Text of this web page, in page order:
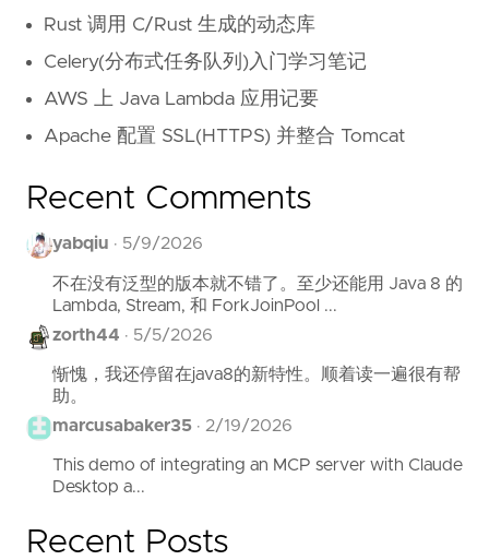
Rust 调用 C/Rust 生成的动态库
Celery(分布式任务队列)入门学习笔记
AWS 上 Java Lambda 应用记要
Apache 配置 SSL(HTTPS) 并整合 Tomcat
Recent Comments
yabqiu · 5/9/2026
不在没有泛型的版本就不错了。至少还能用 Java 8 的
Lambda, Stream, 和 ForkJoinPool ...
zorth44 · 5/5/2026
惭愧，我还停留在java8的新特性。顺着读一遍很有帮
助。
marcusabaker35 · 2/19/2026
This demo of integrating an MCP server with Claude
Desktop a...
Recent Posts